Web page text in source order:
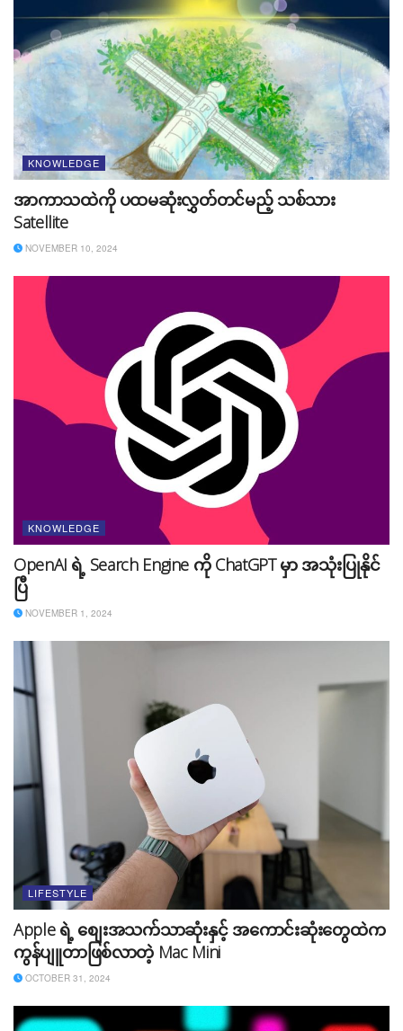
၃။ Optimum
Rating အနေနှင့် 4.8 out of 5 ရှိပါတယ်။ Speed အနေနှင့်
300 Mbps -8000 Mbps အထိရှိပြီး ပြည်နယ်ပေါင်း ၂၁ ခု
မှာ အသုံးပြုနိုင်ပါတယ်။ တစ်လစာနှုန်းထားကတော့ $70 –
$350 အထိရှိပါတယ်။
၄။ Frontier
ဒီ Provider ကတော့ လူတိုင်းတက်နိုင်တဲ့ နှုန်းထားဖြစ်ပြီး
speed လည်း ကောင်းမွန်တာကြောင့် လူကြိုက်များပါတယ်။
Rating အနေနှင့် 4.2 out of 5 ရှိပါတယ်။ ပြည်နယ်ပေါင်း
၂၉ ခုမှာ အသုံးပြုနိုင်ပြီး တစ်လမှ $40 – $155 အတွင်းသာ
ကျရှိပါတယ်။ Speed အားဖြင့် 2000 Mbps အထိ အသုံးပြု
နိုင်တာကြောင့်လည်း အဆင်ပြေပါတယ်။
၅။ EarthLink
KNOWLEDGE
အာကာသထဲကို ပထမဆုံးလွှတ်တင်မည့် သစ်သား
Satellite
NOVEMBER 10, 2024
KNOWLEDGE
OpenAI ရဲ့ Search Engine ကို ChatGPT မှာ အသုံးပြုနိုင်
ပြီ
NOVEMBER 1, 2024
LIFESTYLE
Apple ရဲ့ စျေးအသက်သာဆုံးနှင့် အကောင်းဆုံးတွေထဲက
ကွန်ပျူတာဖြစ်လာတဲ့ Mac Mini
OCTOBER 31, 2024